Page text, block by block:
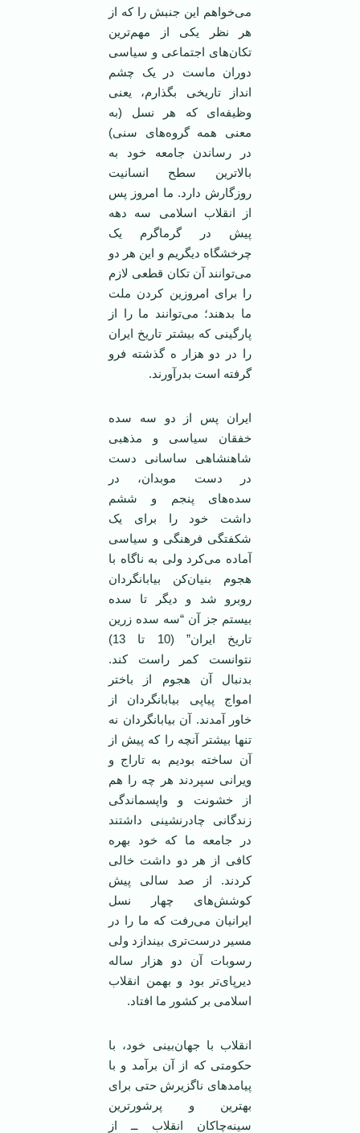
می‌خواهم این جنبش را که از
هر نظر یکی از مهم‌ترین
تکان‌های اجتماعی و سیاسی
دوران ماست در یک چشم
انداز تاریخی بگذارم، یعنی
وظیفه‌ای که هر نسل (به
معنی همه گروه‌های سنی)
در رساندن جامعه خود به
بالاترین سطح انسانیت
روزگارش دارد. ما امروز پس
از انقلاب اسلامی ‌سه دهه
پیش در گرماگرم یک
چرخشگاه دیگریم و این هر دو
می‌توانند آن تکان قطعی لازم
را برای امروزین کردن ملت
ما بدهند؛ می‌توانند ما را از
پارگینی که بیشتر تاریخ ایران
را در دو هزار ه گذشته فرو
گرفته است بدرآورند.
ایران پس از دو سه سده
خفقان سیاسی و مذهبی
شاهنشاهی ساسانی دست
در دست موبدان، در
سده‌های پنجم و ششم
داشت خود را برای یک
شکفتگی فرهنگی و سیاسی
آماده می‌کرد ولی به ناگاه با
هجوم بنیان‌کن بیابانگردان
روبرو شد و دیگر تا سده
بیستم جز آن “سه سده زرین
تاریخ ایران” (10 تا 13)
نتوانست کمر راست کند.
بدنبال آن هجوم از باختر
امواج پیاپی بیابانگردان از
خاور آمدند. آن بیابانگردان نه
تنها بیشتر آنچه را که پیش از
آن ساخته بودیم به تاراج و
ویرانی سپردند هر چه را هم
از خشونت و واپسماندگی
زندگانی چادرنشینی داشتند
در جامعه ما که خود بهره
کافی از هر دو داشت خالی
کردند. از صد سالی پیش
کوشش‌های چهار نسل
ایرانیان می‌رفت که ما را در
مسیر درست‌تری بیندازد ولی
رسوبات آن دو هزار ساله
دیرپای‌تر بود و بهمن انقلاب
اسلامی ‌بر کشور ما افتاد.
انقلاب با جهان‌بینی خود، با
حکومتی که از آن برآمد و با
پیامد‌های ناگزیرش حتی برای
بهترین و پرشورترین
سینه‌چاکان انقلاب ــ از